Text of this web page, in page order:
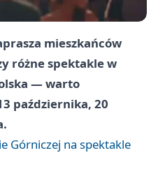
mieszkańców
różne spektakle w
— warto
października, 20
Górniczej na spektakle